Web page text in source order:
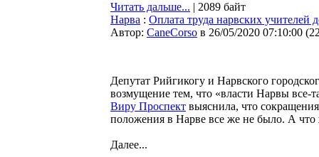
Читать дальше... | 2089 байт
Нарва : Оплата труда нарвских учителей
Автор: CaneCorso в 26/05/2020 07:10:00 (
Депутат Рийгикогу и Нарвского
возмущение тем, что «власти Нарвы все-
Виру Проспект выяснила, что
положения в Нарве все же не было. А что
Далее...